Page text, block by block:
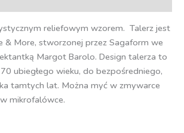
reliefowym wzorem. Talerz jest
& More, stworzonej przez Sagaform we
Margot Barolo. Design talerza to
ubiegłego wieku, do bezpośredniego,
tamtych lat. Można myć w zmywarce
mikrofalówce.